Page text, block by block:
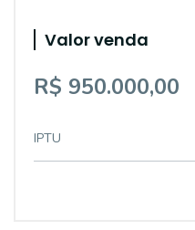
Valor venda
R$ 950.000,00
IPTU